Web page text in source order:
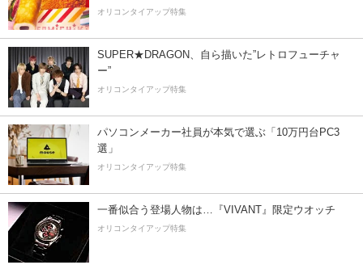
オリコンタイアップ特集
SUPER★DRAGON、自ら描いた”レトロフューチャ
ー”
オリコンタイアップ特集
パソコンメーカー社員が本気で選ぶ「10万円台PC3
選」
オリコンタイアップ特集
一番似合う登場人物は…『VIVANT』限定ウオッチ
オリコンタイアップ特集